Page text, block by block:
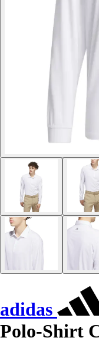
adidas
Polo-Shirt